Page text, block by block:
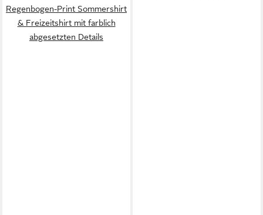
Regenbogen-Print Sommershirt
& Freizeitshirt mit farblich
abgesetzten Details